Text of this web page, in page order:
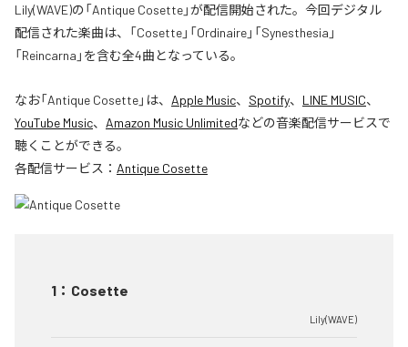
Lily(WAVE)の「Antique Cosette」が配信開始された。今回デジタル
配信された楽曲は、「Cosette」「Ordinaire」「Synesthesia」
「Reincarna」を含む全4曲となっている。
なお「Antique Cosette」は、 Apple Music、 Spotify、 LINE MUSIC、
YouTube Music、 Amazon Music Unlimitedなどの音楽配信サービスで
聴くことができる。
各配信サービス： Antique Cosette
1 ： Cosette
Lily(WAVE)